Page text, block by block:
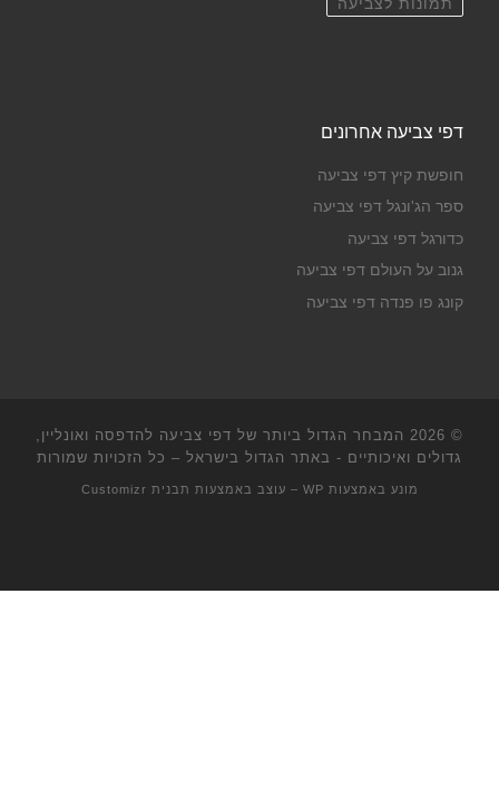
תמונות לצביעה
דפי צביעה אחרונים
חופשת קיץ דפי צביעה
ספר הג'ונגל דפי צביעה
כדורגל דפי צביעה
גנוב על העולם דפי צביעה
קונג פו פנדה דפי צביעה
© 2026
המבחר הגדול ביותר של דפי צביעה להדפסה ואונליין,
גדולים ואיכותיים - באתר הגדול בישראל – כל הזכויות שמורות
מונע באמצעות WP – עוצב באמצעות תבנית Customizr